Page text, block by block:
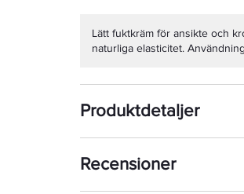
Lätt fuktkräm för ansikte och
naturliga elasticitet.
Produktdetaljer
Recensioner